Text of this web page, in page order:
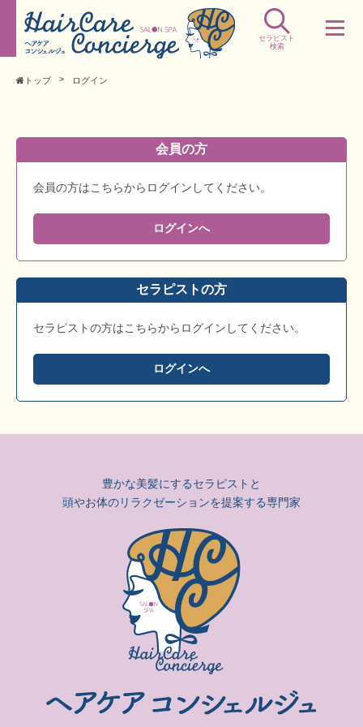
セラピスト
検索
トップ ログイン
会員の方
会員の方はこちらからログインしてください。
ログインへ
セラピストの方
セラピストの方はこちらからログインしてください。
ログインへ
豊かな美髪にするセラピストと
頭やお体のリラクゼーションを提案する専門家